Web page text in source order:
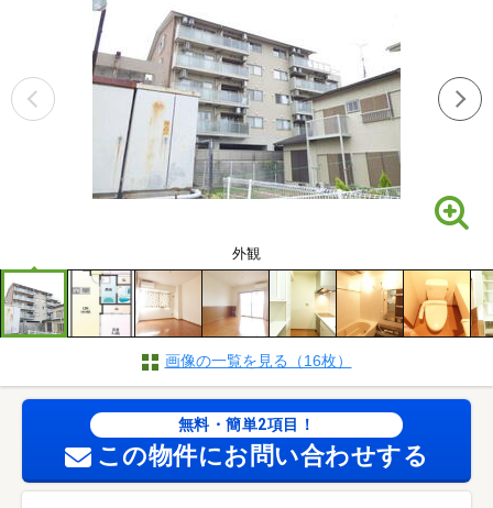
外観
画像の一覧を見る（16枚）
無料・簡単2項目！
この物件にお問い合わせする